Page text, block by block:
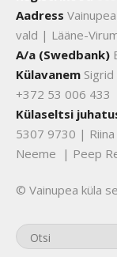
Aadress
vald | Lääne-
A/a (Swedbank)
Külavanem
+372 53 006 433
Külaseltsi
5307 9730 |
Neeme | Peep
© Vainupea küla